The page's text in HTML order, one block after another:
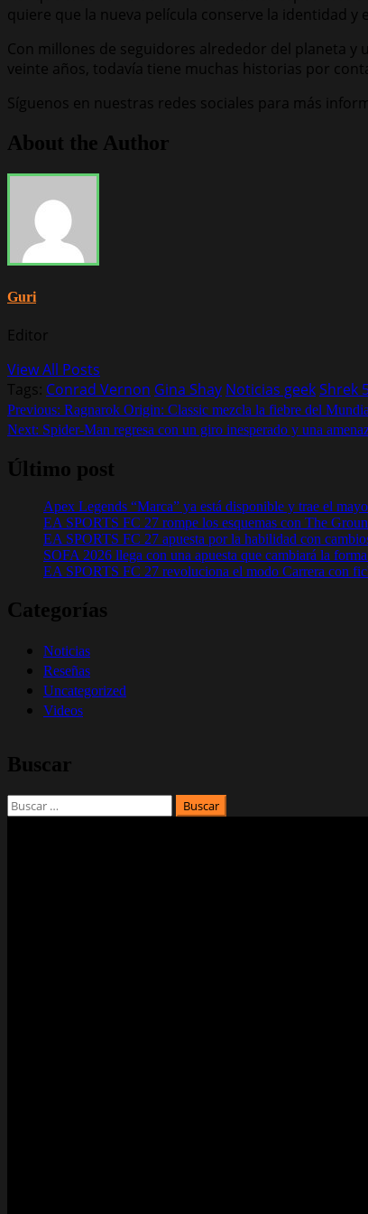
quiere que la nueva película conserve la identidad
Con millones de seguidores alrededor del planeta
veinte años, todavía tiene muchas historias por
Síguenos en nuestras redes sociales para más
About the Author
Guri
Editor
View All Posts
Tags: Conrad Vernon Gina Shay Noticias geekShrek
Previous: Ragnarok Origin: Classic mezcla la fiebre del
Next: Spider-Man regresa con un giro inesperado y una
Último post
Apex Legends “Marca” ya está disponible y trae el
EA SPORTS FC 27 rompe los esquemas con The
EA SPORTS FC 27 apuesta por la habilidad con
SOFA 2026 llega con una apuesta que cambiará la
EA SPORTS FC 27 revoluciona el modo Carrera con
Categorías
Noticias
Reseñas
Uncategorized
Videos
Buscar